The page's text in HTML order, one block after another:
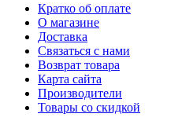
Кратко об оплате
О магазине
Доставка
Связаться с нами
Возврат товара
Карта сайта
Производители
Товары со скидкой